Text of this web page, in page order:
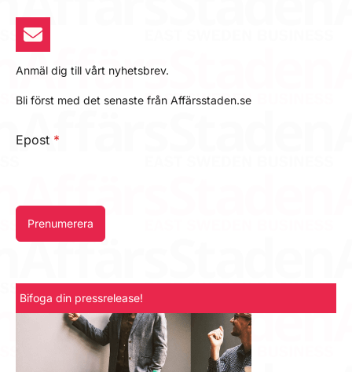
Anmäl dig till vårt nyhetsbrev.
Bli först med det senaste från Affärsstaden.se
Epost *
Prenumerera
Bifoga din pressrelease!